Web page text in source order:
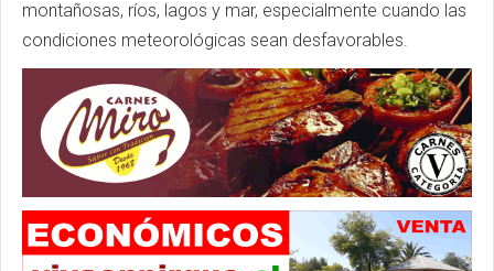
montañosas, ríos, lagos y mar, especialmente cuando las
condiciones meteorológicas sean desfavorables.